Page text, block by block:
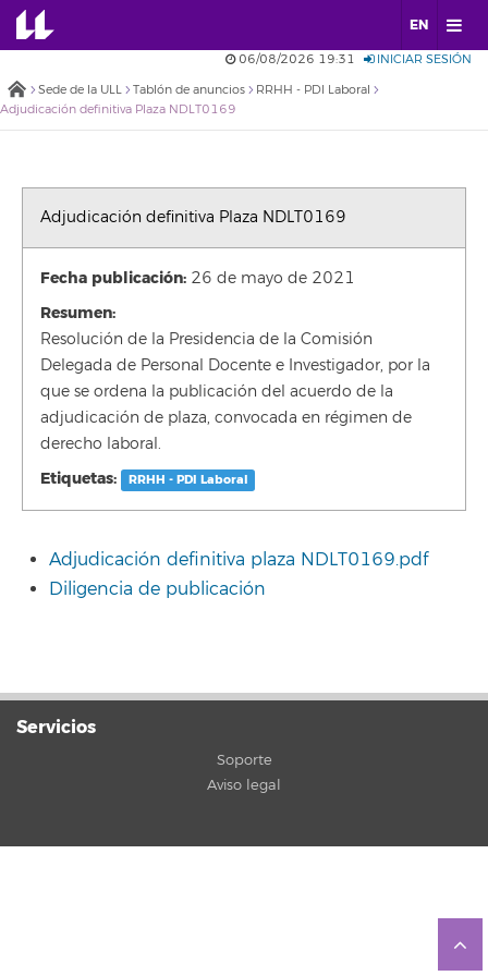
EN
06/08/2026 19:31 INICIAR SESIÓN
Sede de la ULL Tablón de anuncios
RRHH - PDI Laboral
Adjudicación definitiva Plaza NDLT0169
Adjudicación definitiva Plaza NDLT0169
Fecha publicación: 26 de mayo de 2021
Resumen:
Resolución de la Presidencia de la Comisión
Delegada de Personal Docente e Investigador, por la
que se ordena la publicación del acuerdo de la
adjudicación de plaza, convocada en régimen de
derecho laboral.
Etiquetas: RRHH - PDI Laboral
Adjudicación definitiva plaza NDLT0169.pdf
Diligencia de publicación
Servicios
Soporte
Aviso legal